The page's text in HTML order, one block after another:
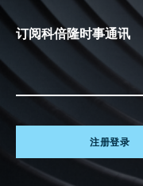
订阅科倍隆时事通讯
注册登录